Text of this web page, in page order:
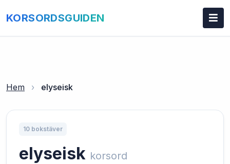
KORSORDSGUIDEN
Hem › elyseisk
10 bokstäver
elyseisk korsord